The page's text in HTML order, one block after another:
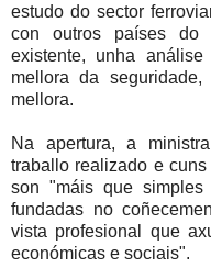
estudo do sector
con outros países do
existente, unha
mellora da
mellora.
Na apertura, a
traballo realizado e
son "máis que simples
fundadas no
vista profesional que
económicas e sociais".